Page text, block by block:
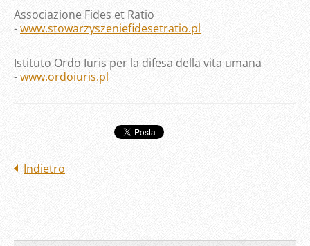
Associazione Fides et Ratio
-www.stowarzyszeniefidesetratio.pl
Istituto Ordo Iuris per la difesa della vita umana
-www.ordoiuris.pl
Indietro